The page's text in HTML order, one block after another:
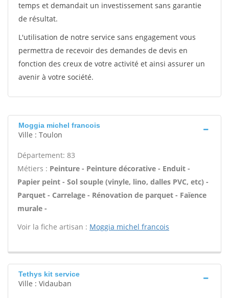
temps et demandait un investissement sans garantie
de résultat.
L'utilisation de notre service sans engagement vous
permettra de recevoir des demandes de devis en
fonction des creux de votre activité et ainsi assurer un
avenir à votre société.
Moggia michel francois
Ville : Toulon
Département: 83
Métiers : Peinture - Peinture décorative - Enduit -
Papier peint - Sol souple (vinyle, lino, dalles PVC, etc) -
Parquet - Carrelage - Rénovation de parquet - Faïence
murale -
Voir la fiche artisan : Moggia michel francois
Tethys kit service
Ville : Vidauban